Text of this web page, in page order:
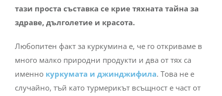
тази проста съставка се крие тяхната тайна за
здраве, дълголетие и красота.
Любопитен факт за куркумина е, че го откриваме в
много малко природни продукти и два от тях са
именнокуркумата и джинджифила. Това не е
случайно, тъй като турмерикът всъщност е част от